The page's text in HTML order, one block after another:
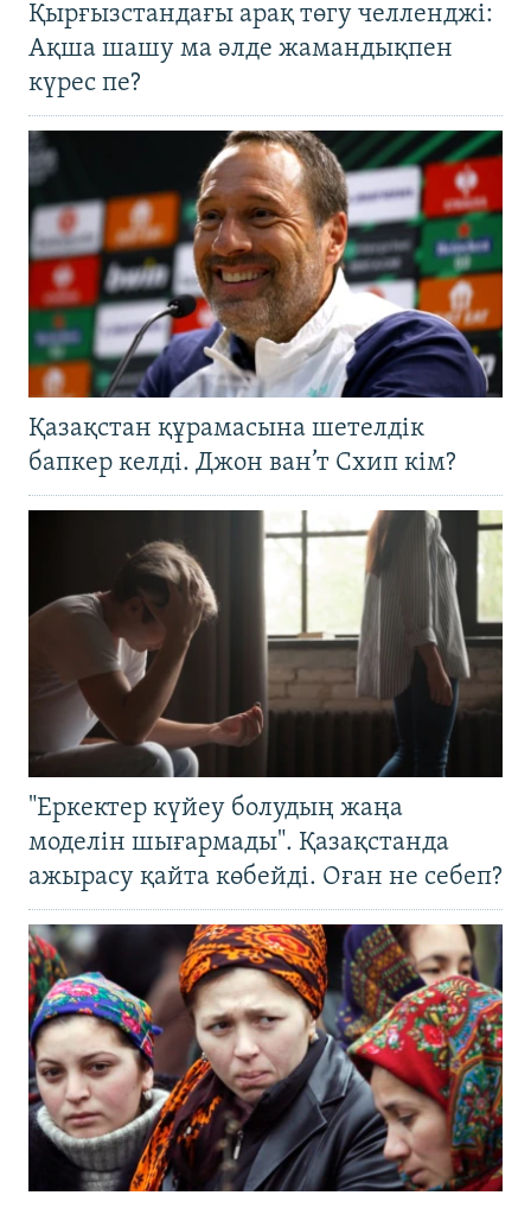
Қырғызстандағы арақ төгу челленджі:
Ақша шашу ма әлде жамандықпен
күрес пе?
Қазақстан құрамасына шетелдік
бапкер келді. Джон ван’т Схип кім?
"Еркектер күйеу болудың жаңа
моделін шығармады". Қазақстанда
ажырасу қайта көбейді. Оған не себеп?